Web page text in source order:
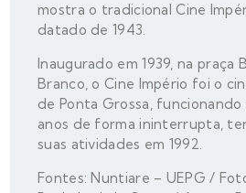
mostra o tradicional Cine
datado de 1943.
Inaugurado em 1939, na praça
Branco, o Cine Império foi o
de Ponta Grossa, funcionando
anos de forma ininterrupta,
suas atividades em 1992.
Fontes: Nuntiare – UEPG /